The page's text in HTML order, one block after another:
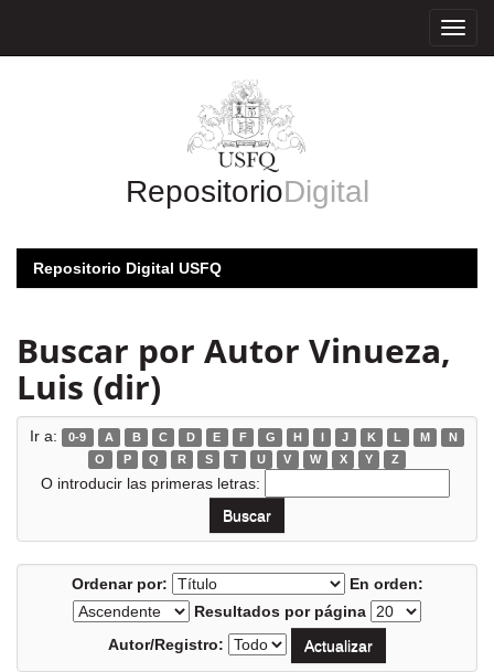
RepositorioDigital
Repositorio Digital USFQ
Buscar por Autor Vinueza,
Luis (dir)
Ir a: 0-9 A B C D E F G H I J K L M
N
O
P Q R S T U V W X Y Z
O introducir las primeras letras:
Ordenar por:
En orden:
Resultados por página
Autor/Registro: